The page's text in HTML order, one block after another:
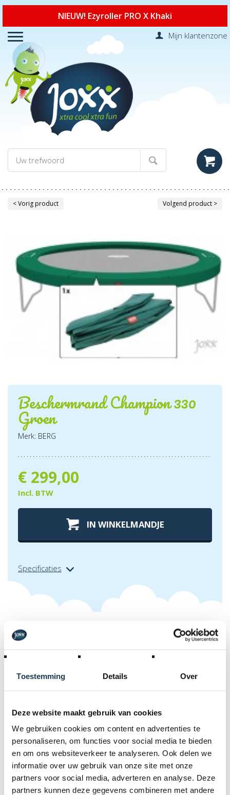
Toestemming Details Over
Deze website maakt gebruik van cookies
We gebruiken cookies om content en advertenties te
personaliseren, om functies voor social media te bieden
en om ons websiteverkeer te analyseren. Ook delen we
informatie over uw gebruik van onze site met onze
partners voor social media, adverteren en analyse. Deze
partners kunnen deze gegevens combineren met andere
NIEUW! Ezyroller PRO X Khaki
Mijn klantenzone
< Vorig product Volgend product >
Beschermrand Champion 330
Groen
Merk: BERG
€ 299,00
Incl. BTW
IN WINKELMANDJE
Specificaties
Extra info over beschermrand
champion 330 groen
De beschermrand van een trampoline is een belangrijke
de beschermrand zodra de oude begint te slijten. Deze
Specificaties